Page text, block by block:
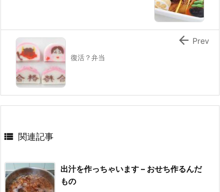
復活？弁当
 Prev
 関連記事
出汁を作っちゃいます – おせち作るんだ
もの